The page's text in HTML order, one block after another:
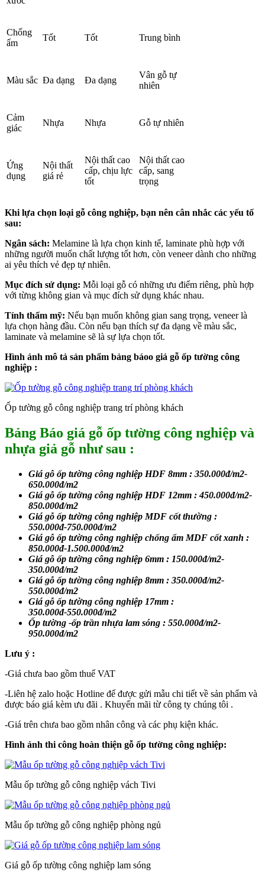
Chống
ẩm
Tốt Tốt Trung bình
Màu sắc Đa dạng Đa dạng
Vân gỗ tự
nhiên
Cảm
giác
Nhựa Nhựa Gỗ tự nhiên
Ứng
dụng
Nội thất
giá rẻ
Nội thất cao
cấp, chịu lực
tốt
Nội thất cao
cấp, sang
trọng
Khi lựa chọn loại gỗ công nghiệp, bạn nên cân nhắc các yếu tố
sau:
Ngân sách: Melamine là lựa chọn kinh tế, laminate phù hợp với
những người muốn chất lượng tốt hơn, còn veneer dành cho những
ai yêu thích vẻ đẹp tự nhiên.
Mục đích sử dụng: Mỗi loại gỗ có những ưu điểm riêng, phù hợp
với từng không gian và mục đích sử dụng khác nhau.
Tính thẩm mỹ: Nếu bạn muốn không gian sang trọng, veneer là
lựa chọn hàng đầu. Còn nếu bạn thích sự đa dạng về màu sắc,
laminate và melamine sẽ là sự lựa chọn tốt.
Hình ảnh mô tả sản phẩm bảng báoo giá gỗ ốp tường công
nghiệp :
Ốp tường gỗ công nghiệp trang trí phòng khách
Bảng Báo giá gỗ ốp tường công nghiệp và
nhựa giả gỗ như sau :
Giá gỗ ốp tường công nghiệp HDF 8mm : 350.000đ/m2-
650.000đ/m2
Giá gỗ ốp tường công nghiệp HDF 12mm : 450.000đ/m2-
850.000đ/m2
Giá gỗ ốp tường công nghiệp MDF cốt thường :
550.000đ-750.000đ/m2
Giá gỗ ốp tường công nghiệp chống ẩm MDF cốt xanh :
850.000đ-1.500.000đ/m2
Giá gỗ ốp tường công nghiệp 6mm : 150.000đ/m2-
350.000đ/m2
Giá gỗ ốp tường công nghiệp 8mm : 350.000đ/m2-
550.000đ/m2
Giá gỗ ốp tường công nghiệp 17mm :
350.000đ-550.000đ/m2
Ốp tường -ốp trần nhựa lam sóng : 550.000đ/m2-
950.000đ/m2
Lưu ý :
-Giá chưa bao gồm thuế VAT
-Liên hệ zalo hoặc Hotline để được gửi mẫu chi tiết về sản phẩm và
được báo giá kèm ưu đãi . Khuyến mãi từ công ty chúng tôi .
-Giá trên chưa bao gồm nhân công và các phụ kiện khác.
Hình ảnh thi công hoàn thiện gỗ ốp tường công nghiệp:
Mẫu ốp tường gỗ công nghiệp vách Tivi
Mẫu ốp tường gỗ công nghiệp phòng ngủ
Giá gỗ ốp tường công nghiệp lam sóng